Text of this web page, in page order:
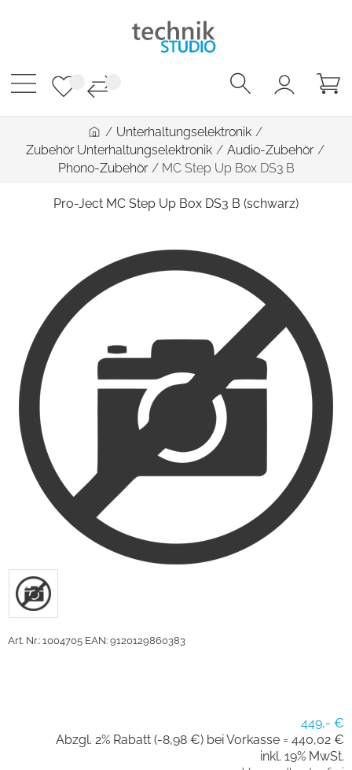
/ Unterhaltungselektronik /
Zubehör Unterhaltungselektronik / Audio-Zubehör/
Phono-Zubehör / MC Step Up Box DS3 B
Pro-Ject MC Step Up Box DS3 B (schwarz)
Art. Nr.: 1004705 EAN: 9120129860383
449,- €
Abzgl. 2% Rabatt (-8,98 €) bei Vorkasse = 440,02 €
inkl. 19% MwSt.